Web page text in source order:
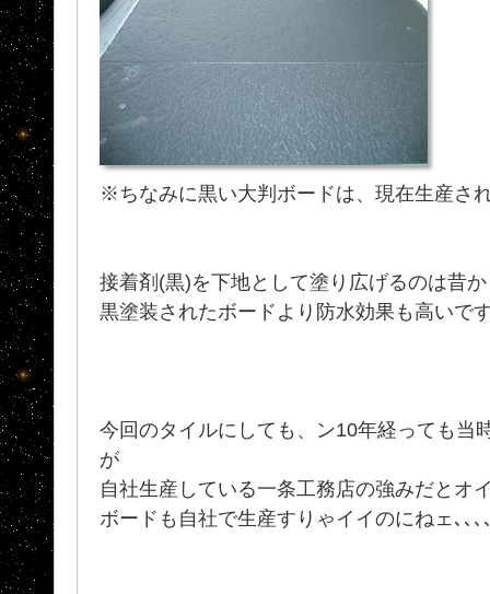
※ちなみに黒い大判ボードは、現在生産さ
接着剤(黒)を下地として塗り広げるのは昔
黒塗装されたボードより防水効果も高いで
今回のタイルにしても、ン10年経っても当
が
自社生産している一条工務店の強みだとオ
ボードも自社で生産すりゃイイのにねェ､